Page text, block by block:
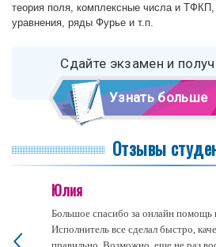
теория поля, комплексные числа и
уравнения, ряды Фурье и т.п.
Сдайте экзамен и
Узнать больше
Отзывы
Большое спасибо за онлайн помощь
Исполнитель все сделал быстро,
Юлия